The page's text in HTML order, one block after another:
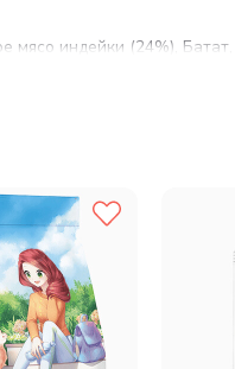
мясо индейки (24%),
источник MOS
а результат их
подобранным